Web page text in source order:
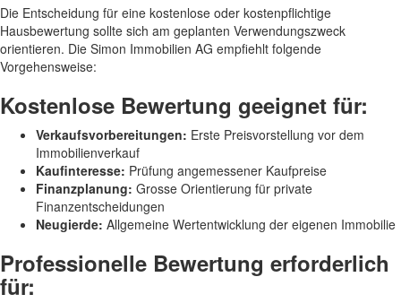
Die Entscheidung für eine kostenlose oder kostenpflichtige
Hausbewertung sollte sich am geplanten Verwendungszweck
orientieren. Die Simon Immobilien AG empfiehlt folgende
Vorgehensweise:
Kostenlose Bewertung geeignet für:
Verkaufsvorbereitungen: Erste Preisvorstellung vor dem
Immobilienverkauf
Kaufinteresse: Prüfung angemessener Kaufpreise
Finanzplanung: Grosse Orientierung für private
Finanzentscheidungen
Neugierde: Allgemeine Wertentwicklung der eigenen Immobilie
Professionelle Bewertung erforderlich
für: